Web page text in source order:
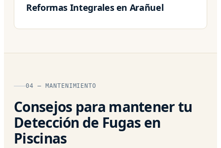
Reformas Integrales en Arañuel
04 — MANTENIMIENTO
Consejos para mantener tu
Detección de Fugas en
Piscinas